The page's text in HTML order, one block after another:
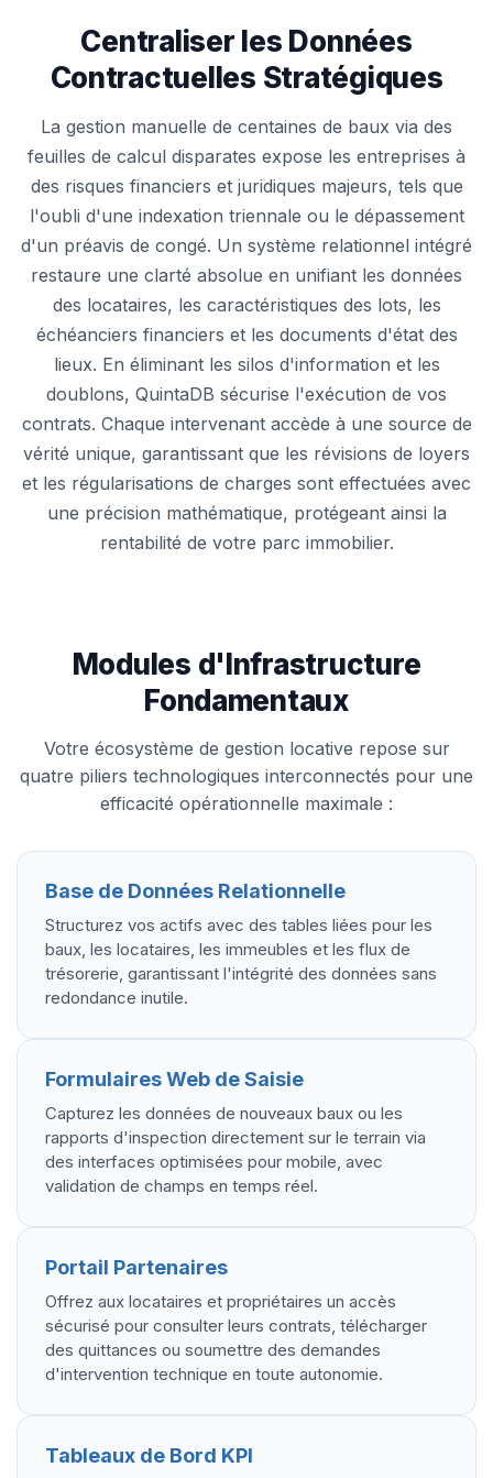
Centraliser les Données
Contractuelles Stratégiques
La gestion manuelle de centaines de baux via des
feuilles de calcul disparates expose les entreprises à
des risques financiers et juridiques majeurs, tels que
l'oubli d'une indexation triennale ou le dépassement
d'un préavis de congé. Un système relationnel intégré
restaure une clarté absolue en unifiant les données
des locataires, les caractéristiques des lots, les
échéanciers financiers et les documents d'état des
lieux. En éliminant les silos d'information et les
doublons, QuintaDB sécurise l'exécution de vos
contrats. Chaque intervenant accède à une source de
vérité unique, garantissant que les révisions de loyers
et les régularisations de charges sont effectuées avec
une précision mathématique, protégeant ainsi la
rentabilité de votre parc immobilier.
Modules d'Infrastructure
Fondamentaux
Votre écosystème de gestion locative repose sur
quatre piliers technologiques interconnectés pour une
efficacité opérationnelle maximale :
Base de Données Relationnelle
Structurez vos actifs avec des tables liées pour les
baux, les locataires, les immeubles et les flux de
trésorerie, garantissant l'intégrité des données sans
redondance inutile.
Formulaires Web de Saisie
Capturez les données de nouveaux baux ou les
rapports d'inspection directement sur le terrain via
des interfaces optimisées pour mobile, avec
validation de champs en temps réel.
Portail Partenaires
Offrez aux locataires et propriétaires un accès
sécurisé pour consulter leurs contrats, télécharger
des quittances ou soumettre des demandes
d'intervention technique en toute autonomie.
Tableaux de Bord KPI